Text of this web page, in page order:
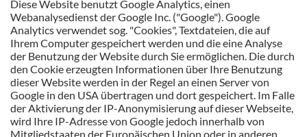
Diese Website benutzt Google Analytics, einen
Webanalysedienst der Google Inc. ("Google"). Google
Analytics verwendet sog. "Cookies", Textdateien, die auf
Ihrem Computer gespeichert werden und die eine Analyse
der Benutzung der Website durch Sie ermöglichen. Die durch
den Cookie erzeugten Informationen über Ihre Benutzung
dieser Website werden in der Regel an einen Server von
Google in den USA übertragen und dort gespeichert. Im Falle
der Aktivierung der IP-Anonymisierung auf dieser Webseite,
wird Ihre IP-Adresse von Google jedoch innerhalb von
Mitgliedstaaten der Europäischen Union oder in anderen